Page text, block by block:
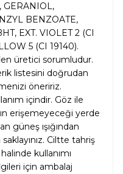
GERANIOL,
BENZOATE,
EXT. VIOLET 2 (CI
5 (CI 19140).
üretici sorumludur.
listesini doğrudan
öneririz.
içindir. Göz ile
erişemeyeceği yerde
güneş ışığından
Ciltte tahriş
kullanımı
için ambalaj